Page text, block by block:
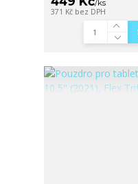
/ks
371 Kč bez DPH